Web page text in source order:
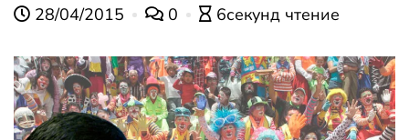
28/04/2015 0 6секунд чтение